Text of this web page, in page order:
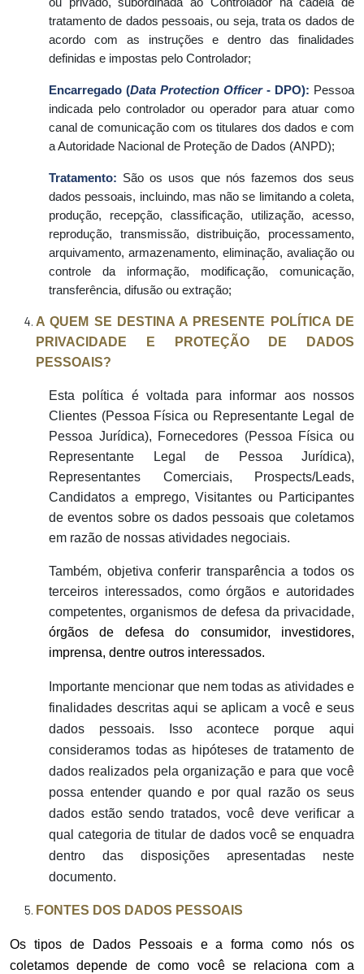
tratamento de dados pessoais, ou seja, trata os dados de
acordo com as instruções e dentro das finalidades
definidas e impostas pelo Controlador;
Encarregado (Data Protection Officer- DPO): Pessoa
indicada pelo controlador ou operador para atuar como
canal de comunicação com os titulares dos dados e com
a Autoridade Nacional de Proteção de Dados (ANPD);
Tratamento: São os usos que nós fazemos dos seus
dados pessoais, incluindo, mas não se limitando a coleta,
produção, recepção, classificação, utilização, acesso,
reprodução, transmissão, distribuição, processamento,
arquivamento, armazenamento, eliminação, avaliação ou
controle da informação, modificação, comunicação,
transferência, difusão ou extração;
A QUEM SE DESTINA A PRESENTE POLÍTICA DE
PRIVACIDADE E PROTEÇÃO DE DADOS
PESSOAIS?
Esta política é voltada para informar aos nossos
Clientes (Pessoa Física ou Representante Legal de
Pessoa Jurídica), Fornecedores (Pessoa Física ou
Representante Legal de Pessoa Jurídica),
Representantes Comerciais, Prospects/Leads,
Candidatos a emprego, Visitantes ou Participantes
de eventos sobre os dados pessoais que coletamos
em razão de nossas atividades negociais.
Também, objetiva conferir transparência a todos os
terceiros interessados, como órgãos e autoridades
competentes, organismos de defesa da privacidade,
órgãos de defesa do consumidor, investidores,
imprensa, dentre outros interessados.
Importante mencionar que nem todas as atividades e
finalidades descritas aqui se aplicam a você e seus
dados pessoais. Isso acontece porque aqui
consideramos todas as hipóteses de tratamento de
dados realizados pela organização e para que você
possa entender quando e por qual razão os seus
dados estão sendo tratados, você deve verificar a
qual categoria de titular de dados você se enquadra
dentro das disposições apresentadas neste
documento.
FONTES DOS DADOS PESSOAIS
Os tipos de Dados Pessoais e a forma como nós os
coletamos depende de como você se relaciona com a